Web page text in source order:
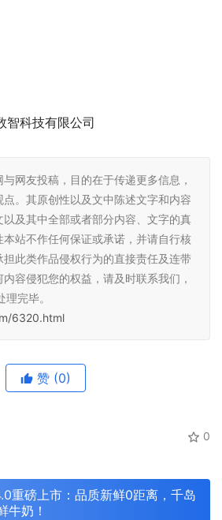
智科技有限公司
网友投稿，目的在于传递更多信息，
。其原创性以及文中陈述文字和内容
及其中全部或者部分内容、文字的真
站不作任何保证或承诺，并请自行核
此类作品侵权行为的直接责任及连带
容侵犯您的权益，请及时联系我们，
完毕。
6320.html
赞 (0)
0
重磅上市：品质新鲜0距离，千岛
牛奶！